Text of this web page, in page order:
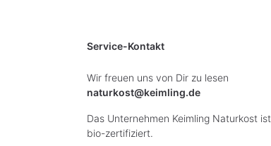
Service-Kontakt
Wir freuen uns von Dir zu lesen
naturkost@keimling.de
Das Unternehmen Keimling Naturkost ist
bio-zertifiziert.